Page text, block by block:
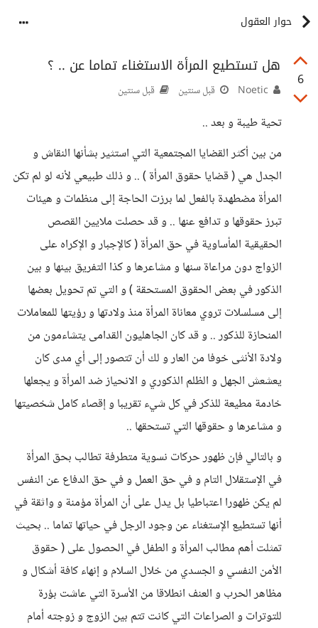
حوار العقول
6
هل تستطيع المرأة الاستغناء تماما عن .. ؟
قبل سنتين قبل سنتين
تحية طيبة و بعد ..
من بين أكثر القضايا المجتمعية التي استثير بشأنها النقاش و
الجدل هي ( قضايا حقوق المرأة ) .. و ذلك طبيعي لأنه لو لم تكن
المرأة مضطهدة بالفعل لما برزت الحاجة إلى منظمات و هيئات
تبرز حقوقها و تدافع عنها .. و قد حصلت ملايين القصص
الحقيقية المأساوية في حق المرأة ( كالإجبار و الإكراه على
الزواج دون مراعاة سنها و مشاعرها و كذا التفريق بينها و بين
الذكور في بعض الحقوق المستحقة ) و التي تم تحويل بعضها
إلى مسلسلات تروي معاناة المرأة منذ ولادتها و رؤيتها للمعاملات
المنحازة للذكور .. و قد كان الجاهليون القدامى يتشاءمون من
ولادة الأنثى خوفا من العار و لك أن تتصور إلى أي مدى كان
يعشعش الجهل و الظلم الذكوري و الانحياز ضد المرأة و يجعلها
خادمة مطيعة للذكر في كل شيء تقريبا و إقصاء كامل شخصيتها
و مشاعرها و حقوقها التي تستحقها ..
و بالتالي فإن ظهور حركات نسوية متطرفة تطالب بحق المرأة
في الإستقلال التام و في حق العمل و في حق الدفاع عن النفس
لم يكن ظهورا اعتباطيا بل يدل على أن المرأة مؤمنة و واثقة في
أنها تستطيع الإستغناء عن وجود الرجل في حياتها تماما .. بحيث
تمثلت أهم مطالب المرأة و الطفل في الحصول على ( حقوق
الأمن النفسي و الجسدي من خلال السلام و إنهاء كافة أشكال و
مظاهر الحرب و العنف انطلاقا من الأسرة التي عاشت بؤرة
للتوترات و الصراعات التي كانت تتم بين الزوج و زوجته أمام